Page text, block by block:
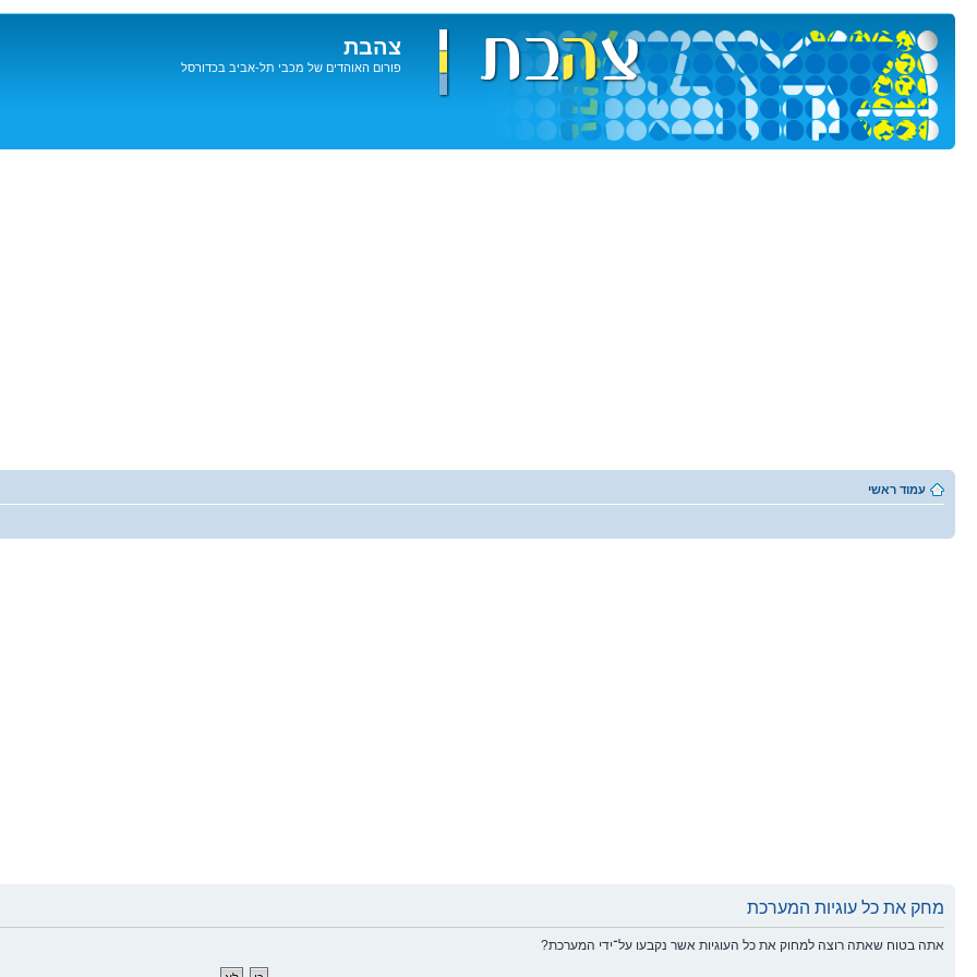
צהבת
פורום האוהדים של מכבי תל-אביב בכדורסל
עמוד ראשי
מחק את כל עוגיות המערכת
אתה בטוח שאתה רוצה למחוק את כל העוגיות אשר נקבעו על־ידי המערכת?